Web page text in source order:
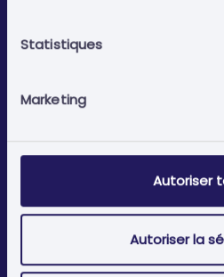
Statistiques
Marketing
Autoriser
Autoriser la
Politique de Confidentialité
Politique de Cookies
FAQ's